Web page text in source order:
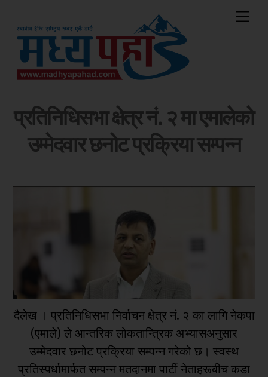
content
प्रतिनिधिसभा क्षेत्र नं. २ मा एमालेको
उम्मेदवार छनोट प्रक्रिया सम्पन्न
दैलेख । प्रतिनिधिसभा निर्वाचन क्षेत्र नं. २ का लागि नेकपा
(एमाले) ले आन्तरिक लोकतान्त्रिक अभ्यासअनुसार
उम्मेदवार छनोट प्रक्रिया सम्पन्न गरेको छ। स्वस्थ
प्रतिस्पर्धामार्फत सम्पन्न मतदानमा पार्टी नेताहरूबीच कडा